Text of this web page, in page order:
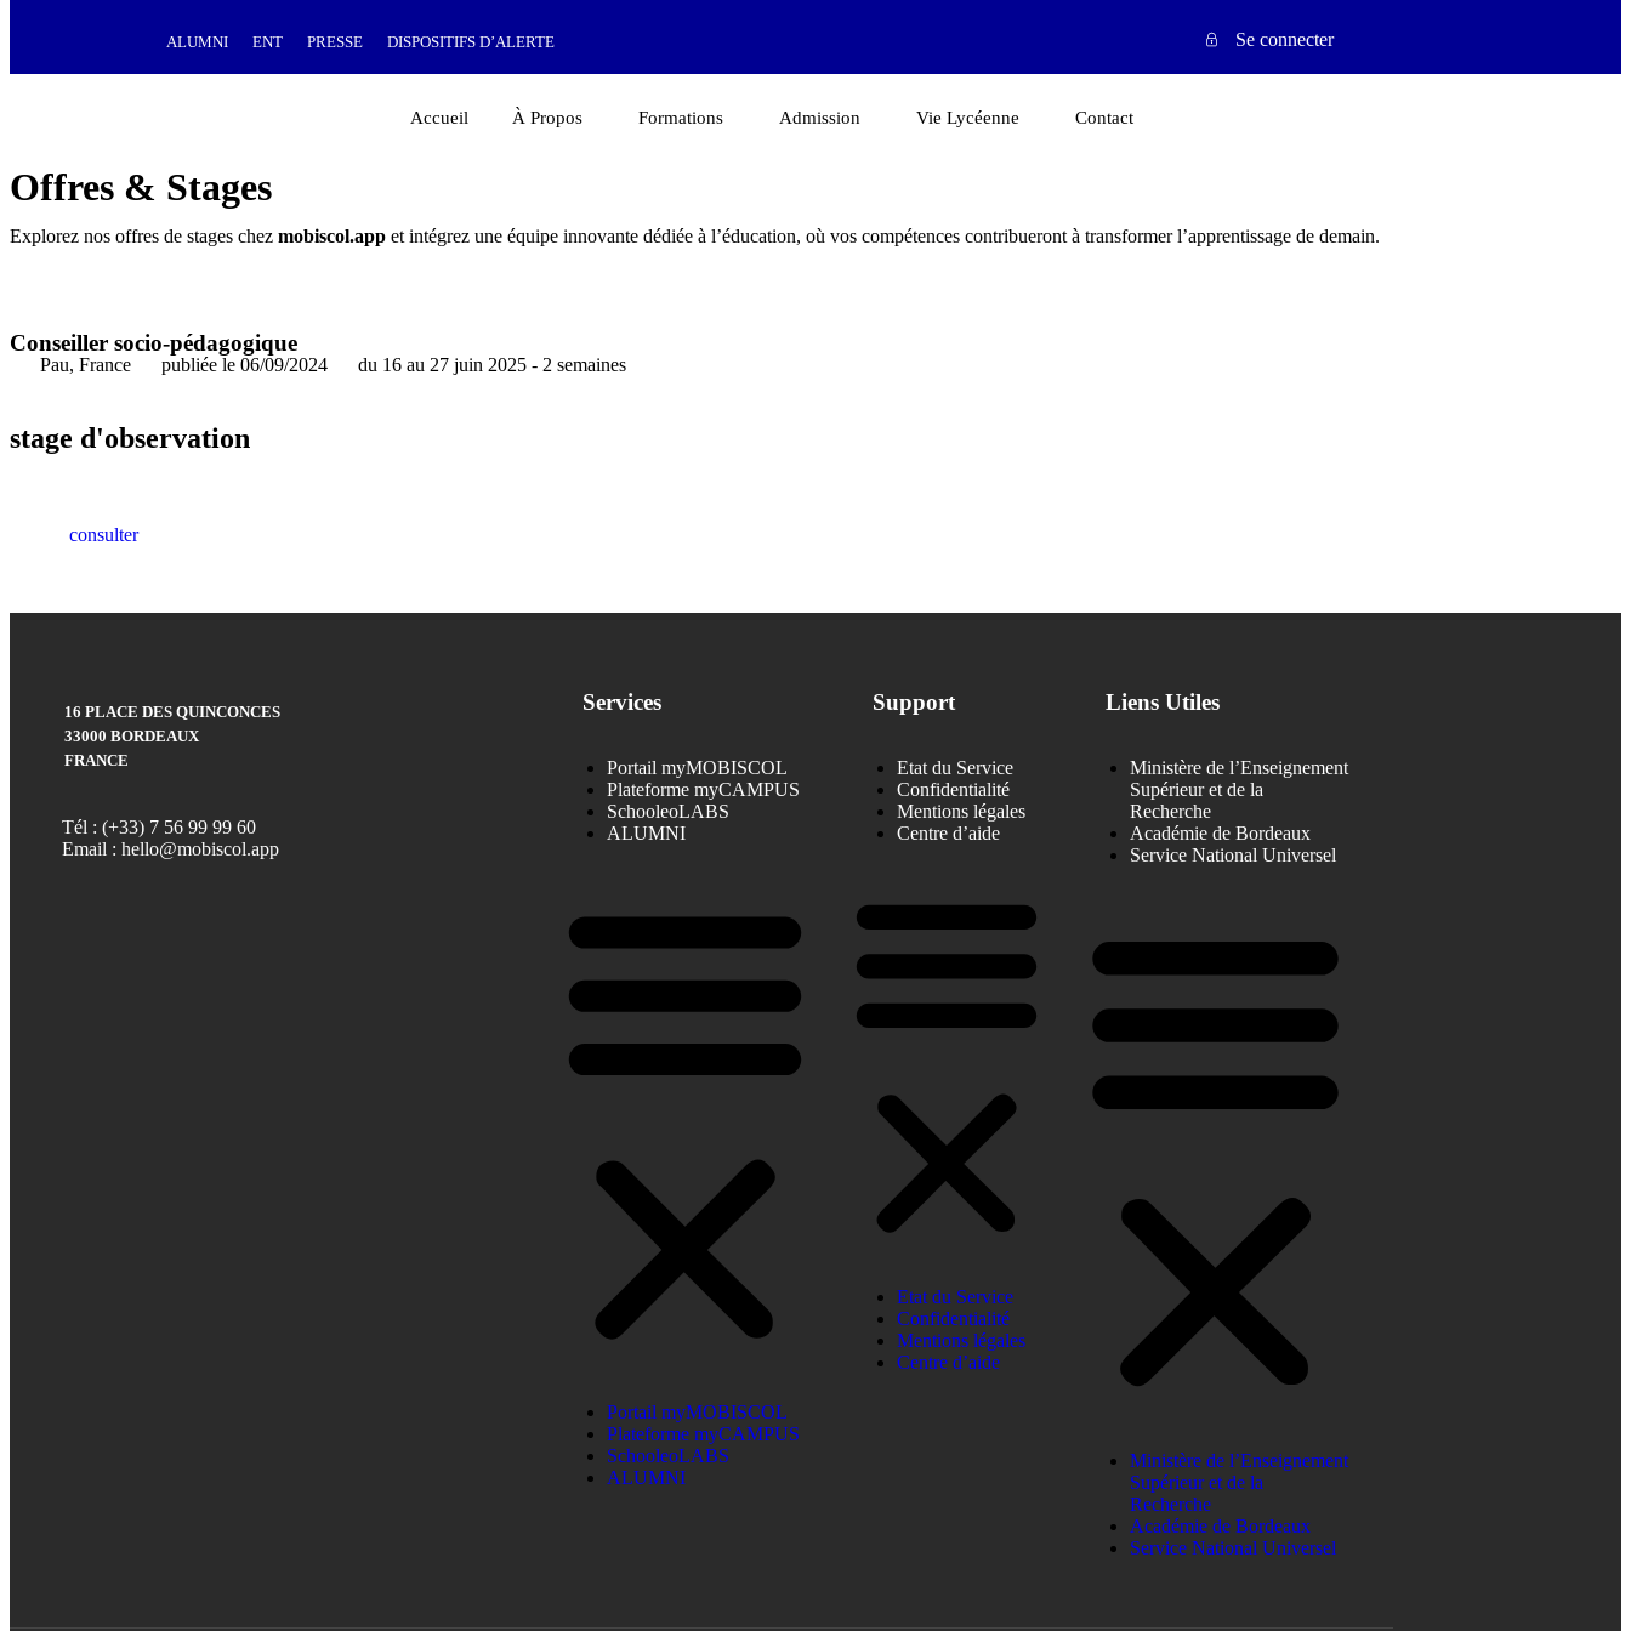
ALUMNI ENT PRESSE DISPOSITIFS D’ALERTE Se connecter
Accueil À Propos Formations Admission Vie Lycéenne Contact
Offres & Stages
Explorez nos offres de stages chez mobiscol.app et intégrez une équipe innovante dédiée à l’éducation, où vos compétences contribueront à transformer l’apprentissage de demain.
Conseiller socio-pédagogique
Pau, France publiée le 06/09/2024 du 16 au 27 juin 2025 - 2 semaines
stage d'observation
consulter
16 PLACE DES QUINCONCES
33000 BORDEAUX
FRANCE
Tél : (+33) 7 56 99 99 60
Email : hello@mobiscol.app
Services
Portail myMOBISCOL
Plateforme myCAMPUS
SchooleoLABS
ALUMNI
Portail myMOBISCOL
Plateforme myCAMPUS
SchooleoLABS
ALUMNI
Support
Etat du Service
Confidentialité
Mentions légales
Centre d’aide
Etat du Service
Confidentialité
Mentions légales
Centre d’aide
Liens Utiles
Ministère de l’Enseignement
Supérieur et de la
Recherche
Académie de Bordeaux
Service National Universel
Ministère de l’Enseignement
Supérieur et de la
Recherche
Académie de Bordeaux
Service National Universel